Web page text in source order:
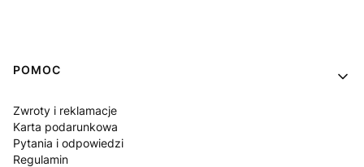
Linki w stopce
POMOC
Zwroty i reklamacje
Karta podarunkowa
Pytania i odpowiedzi
Regulamin